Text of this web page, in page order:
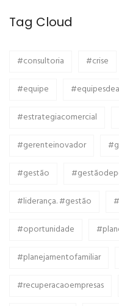
Tag Cloud
#consultoria #crise
#equipe
#estrategiacomercial
#gerenteinovador
#gestão
#liderança. #gestão
#oportunidade
#planejamentofamiliar
#recuperacaoempresas